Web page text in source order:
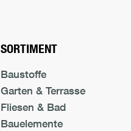
SORTIMENT
Baustoffe
Garten & Terrasse
Fliesen & Bad
Bauelemente